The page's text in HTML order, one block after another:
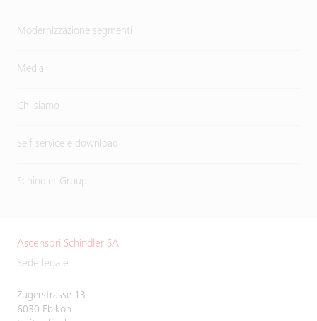
Modernizzazione segmenti
Media
Chi siamo
Self service e download
Schindler Group
Ascensori Schindler SA
Sede legale
Zugerstrasse 13
6030 Ebikon